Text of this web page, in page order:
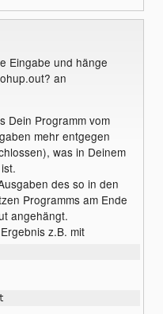
Eingabe und hänge
an
Dein Programm vom
mehr entgegen
was in Deinem
des so in den
Programms am Ende
angehängt.
z.B. mit